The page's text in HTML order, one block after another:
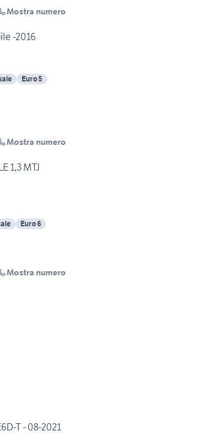
Mostra numero
-2016
Euro 5
Mostra numero
1,3 MTJ
Euro 6
Mostra numero
T - 08-2021